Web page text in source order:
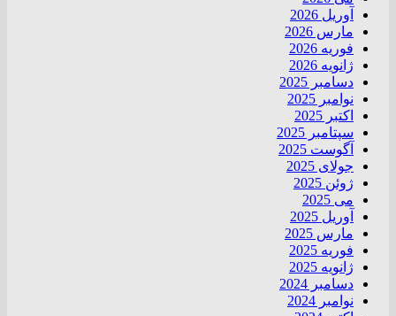
آوریل 2026
مارس 2026
فوریه 2026
ژانویه 2026
دسامبر 2025
نوامبر 2025
اکتبر 2025
سپتامبر 2025
آگوست 2025
جولای 2025
ژوئن 2025
می 2025
آوریل 2025
مارس 2025
فوریه 2025
ژانویه 2025
دسامبر 2024
نوامبر 2024